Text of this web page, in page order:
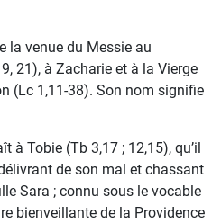
la venue du Messie au
21), à Zacharie et à la Vierge
(Lc 1,11-38). Son nom signifie
à Tobie (Tb 3,17 ; 12,15), qu’il
de son mal et chassant
Sara ; connu sous le vocable
bienveillante de la Providence